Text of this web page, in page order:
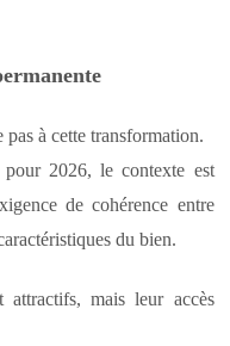
à cette transformation.
pour 2026, le contexte est
de cohérence entre
du bien.
attractifs, mais leur accès